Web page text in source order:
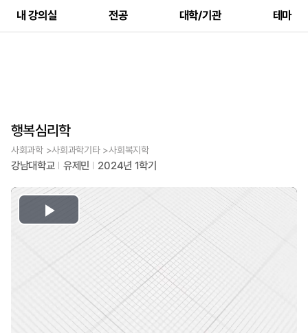
내 강의실 전공 대학/기관 테마
행복심리학
사회과학 >사회과학기타 >사회복지학
강남대학교 유제민 2024년 1학기
Play